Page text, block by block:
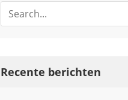
Recente berichten